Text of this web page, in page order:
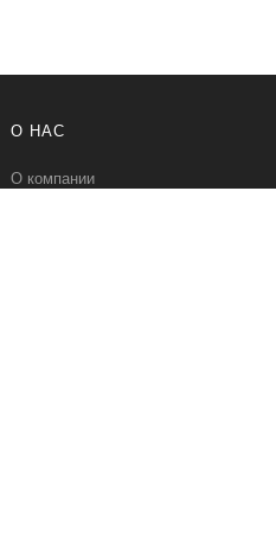
О НАС
О компании